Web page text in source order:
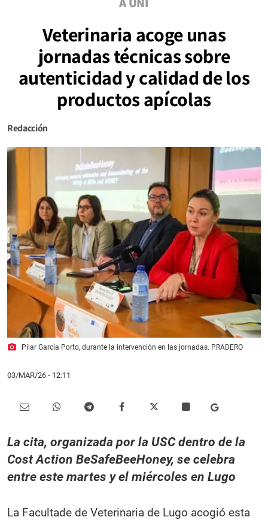
Veterinaria acoge unas
jornadas técnicas sobre
autenticidad y calidad de los
productos apícolas
Redacción
photo_camera Pilar García Porto, durante la intervención en las jornadas. PRADERO
03/MAR/26 - 12:11
La cita, organizada por la USC dentro de la
Cost Action BeSafeBeeHoney, se celebra
entre este martes y el miércoles en Lugo
La Facultade de Veterinaria de Lugo acogió esta